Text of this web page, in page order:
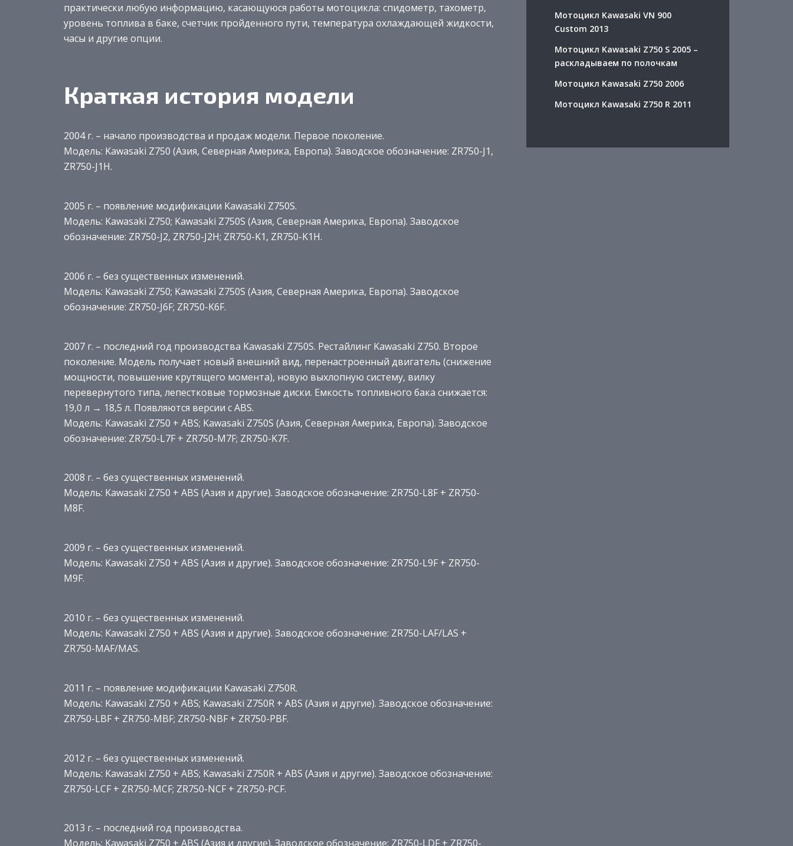
практически любую информацию, касающуюся работы мотоцикла: спидометр, тахометр,
уровень топлива в баке, счетчик пройденного пути, температура охлаждающей жидкости,
часы и другие опции.
Краткая история модели
2004 г. – начало производства и продаж модели. Первое поколение.
Модель: Kawasaki Z750 (Азия, Северная Америка, Европа). Заводское обозначение: ZR750-J1,
ZR750-J1H.
2005 г. – появление модификации Kawasaki Z750S.
Модель: Kawasaki Z750; Kawasaki Z750S (Азия, Северная Америка, Европа). Заводское
обозначение: ZR750-J2, ZR750-J2H; ZR750-K1, ZR750-K1H.
2006 г. – без существенных изменений.
Модель: Kawasaki Z750; Kawasaki Z750S (Азия, Северная Америка, Европа). Заводское
обозначение: ZR750-J6F; ZR750-K6F.
2007 г. – последний год производства Kawasaki Z750S. Рестайлинг Kawasaki Z750. Второе
поколение. Модель получает новый внешний вид, перенастроенный двигатель (снижение
мощности, повышение крутящего момента), новую выхлопную систему, вилку
перевернутого типа, лепестковые тормозные диски. Емкость топливного бака снижается:
19,0 л → 18,5 л. Появляются версии с ABS.
Модель: Kawasaki Z750 + ABS; Kawasaki Z750S (Азия, Северная Америка, Европа). Заводское
обозначение: ZR750-L7F + ZR750-M7F; ZR750-K7F.
2008 г. – без существенных изменений.
Модель: Kawasaki Z750 + ABS (Азия и другие). Заводское обозначение: ZR750-L8F + ZR750-
M8F.
2009 г. – без существенных изменений.
Модель: Kawasaki Z750 + ABS (Азия и другие). Заводское обозначение: ZR750-L9F + ZR750-
M9F.
2010 г. – без существенных изменений.
Модель: Kawasaki Z750 + ABS (Азия и другие). Заводское обозначение: ZR750-LAF/LAS +
ZR750-MAF/MAS.
2011 г. – появление модификации Kawasaki Z750R.
Модель: Kawasaki Z750 + ABS; Kawasaki Z750R + ABS (Азия и другие). Заводское обозначение:
ZR750-LBF + ZR750-MBF; ZR750-NBF + ZR750-PBF.
2012 г. – без существенных изменений.
Модель: Kawasaki Z750 + ABS; Kawasaki Z750R + ABS (Азия и другие). Заводское обозначение:
ZR750-LCF + ZR750-MCF; ZR750-NCF + ZR750-PCF.
2013 г. – последний год производства.
Модель: Kawasaki Z750 + ABS (Азия и другие). Заводское обозначение: ZR750-LDF + ZR750-
Мотоцикл Kawasaki VN 900
Custom 2013
Мотоцикл Kawasaki Z750 S 2005 –
раскладываем по полочкам
Мотоцикл Kawasaki Z750 2006
Мотоцикл Kawasaki Z750 R 2011